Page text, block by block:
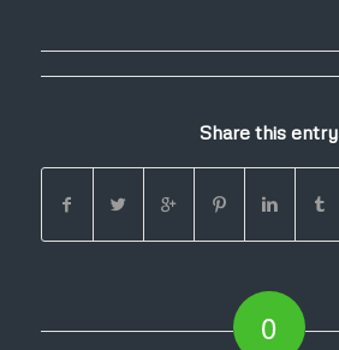
Share this entry
0